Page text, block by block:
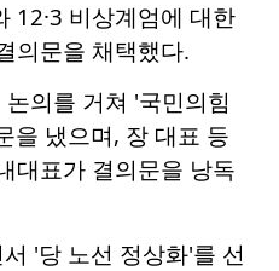
12·3 비상계엄에 대한
의문을 채택했다.
의를 거쳐 '국민의힘
을 냈으며, 장 대표 등
대표가 결의문을 낭독
'당 노선 정상화'를 선